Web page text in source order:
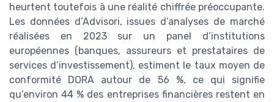
heurtent toutefois à une réalité chiffrée préoccupante.
Les données d’Advisori, issues d’analyses de marché
réalisées en 2023 sur un panel d’institutions
européennes (banques, assureurs et prestataires de
services d’investissement), estiment le taux moyen de
conformité DORA autour de 56 %, ce qui signifie
qu’environ 44 % des entreprises financières restent en